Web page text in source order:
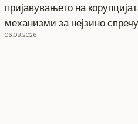
пријавувањето на
механизми за нејзино
06.08.2026